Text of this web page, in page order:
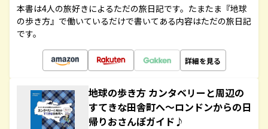
本書は4人の旅好きによるただの旅日記です。たまたま『地球
の歩き方』で働いているだけで書いてある内容はただの旅日記
です。
詳細を見る
地球の歩き方 カンタベリーと周辺の
すてきな田舎町へ～ロンドンからの日
帰りおさんぽガイド♪